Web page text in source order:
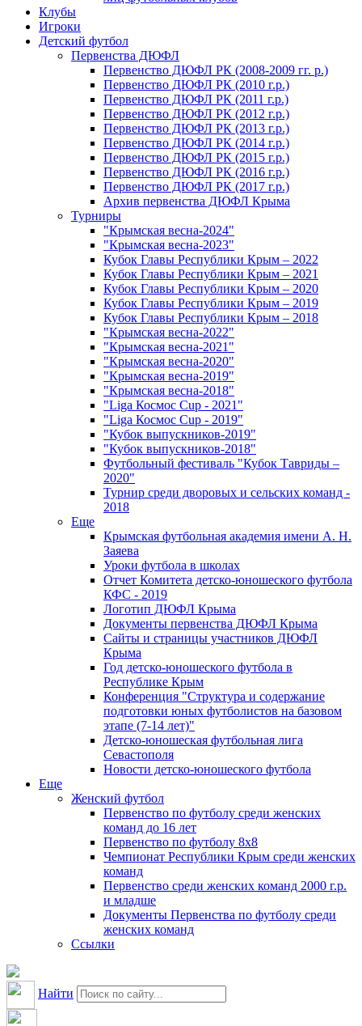
Клубы
Игроки
Детский футбол
Первенства ДЮФЛ
Первенство ДЮФЛ РК (2008-2009 гг. р.)
Первенство ДЮФЛ РК (2010 г.р.)
Первенство ДЮФЛ РК (2011 г.р.)
Первенство ДЮФЛ РК (2012 г.р.)
Первенство ДЮФЛ РК (2013 г.р.)
Первенство ДЮФЛ РК (2014 г.р.)
Первенство ДЮФЛ РК (2015 г.р.)
Первенство ДЮФЛ РК (2016 г.р.)
Первенство ДЮФЛ РК (2017 г.р.)
Архив первенства ДЮФЛ Крыма
Турниры
"Крымская весна-2024"
"Крымская весна-2023"
Кубок Главы Республики Крым – 2022
Кубок Главы Республики Крым – 2021
Кубок Главы Республики Крым – 2020
Кубок Главы Республики Крым – 2019
Кубок Главы Республики Крым – 2018
"Крымская весна-2022"
"Крымская весна-2021"
"Крымская весна-2020"
"Крымская весна-2019"
"Крымская весна-2018"
"Liga Космос Cup - 2021"
"Liga Космос Cup - 2019"
"Кубок выпускников-2019"
"Кубок выпускников-2018"
Футбольный фестиваль "Кубок Тавриды –
2020"
Турнир среди дворовых и сельских команд -
2018
Еще
Крымская футбольная академия имени А. Н.
Заяева
Уроки футбола в школах
Отчет Комитета детско-юношеского футбола
КФС - 2019
Логотип ДЮФЛ Крыма
Документы первенства ДЮФЛ Крыма
Сайты и страницы участников ДЮФЛ
Крыма
Год детско-юношеского футбола в
Республике Крым
Конференция "Структура и содержание
подготовки юных футболистов на базовом
этапе (7-14 лет)"
Детско-юношеская футбольная лига
Севастополя
Новости детско-юношеского футбола
Еще
Женский футбол
Первенство по футболу среди женских
команд до 16 лет
Первенство по футболу 8х8
Чемпионат Республики Крым среди женских
команд
Первенство среди женских команд 2000 г.р.
и младше
Документы Первенства по футболу среди
женских команд
Ссылки
Найти